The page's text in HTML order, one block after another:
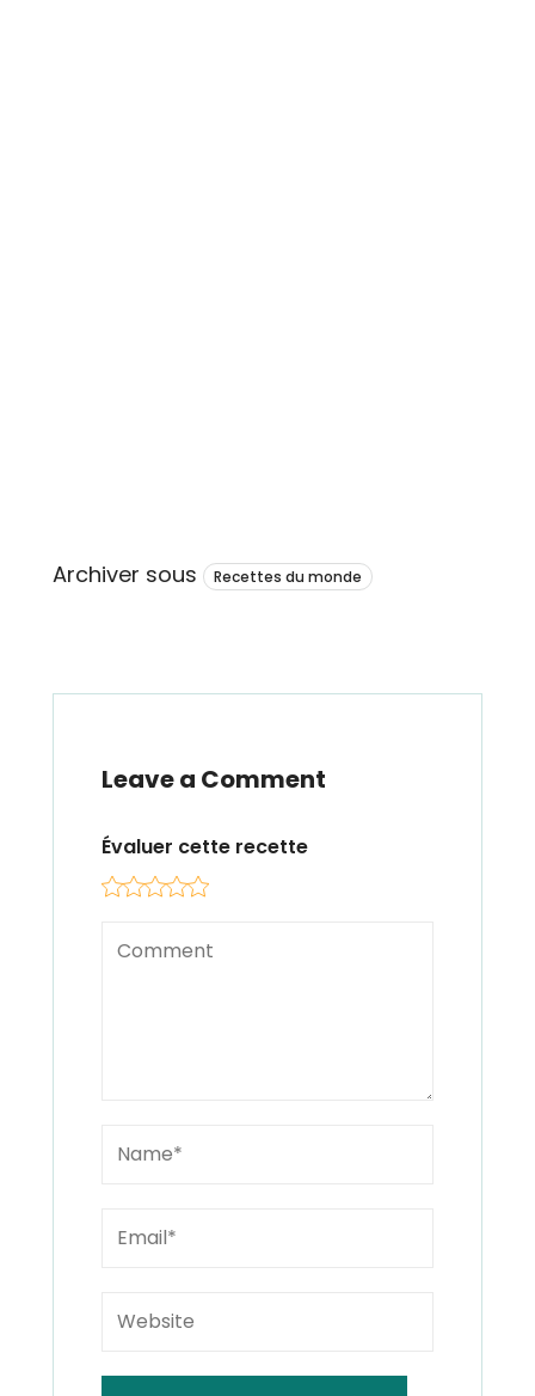
Archiver sous Recettes du monde
Leave a Comment
Évaluer cette recette